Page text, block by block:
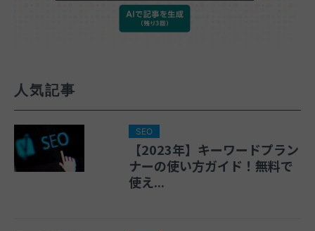
人気記事
SEO
【2023年】キーワードプラン
ナーの使い方ガイド！無料で
使え...